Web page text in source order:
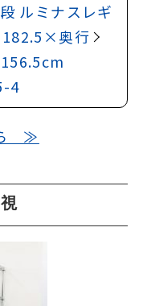
ルミナスレギ
182.5×奥行
4
ら ≫